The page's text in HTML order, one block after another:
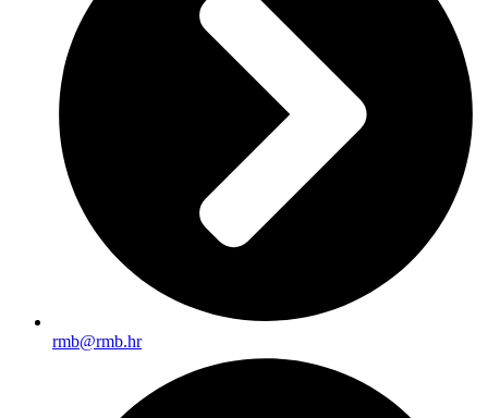
rmb@rmb.hr